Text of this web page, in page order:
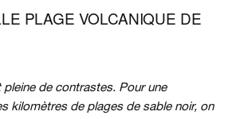
PLAGE VOLCANIQUE DE
de contrastes. Pour une
kilomètres de plages de sable noir, on